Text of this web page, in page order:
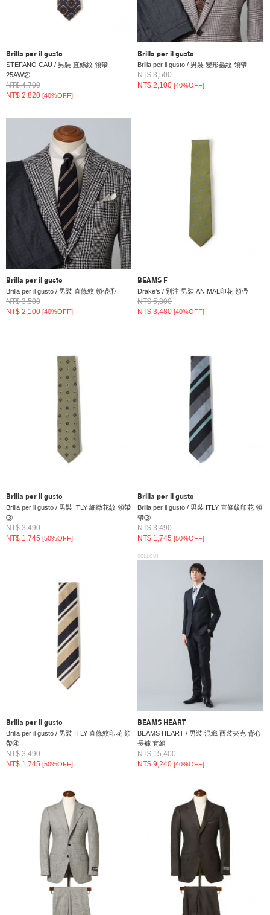
Brilla per il gusto
STEFANO CAU / 男裝 直條紋 領帶
25AW②
NT$ 4,700
NT$ 2,820 [40%OFF]
Brilla per il gusto
Brilla per il gusto / 男裝 變形蟲紋 領帶
NT$ 3,500
NT$ 2,100[40%OFF]
Brilla per il gusto
Brilla per il gusto / 男裝 直條紋 領帶①
NT$ 3,500
NT$ 2,100 [40%OFF]
BEAMS F
Drake’s / 別注 男裝 ANIMAL印花 領帶
NT$ 5,800
NT$ 3,480[40%OFF]
Brilla per il gusto
Brilla per il gusto / 男裝 ITLY 細緻花紋 領帶
③
NT$ 3,490
NT$ 1,745 [50%OFF]
Brilla per il gusto
Brilla per il gusto / 男裝 ITLY 直條紋印花 領
帶③
NT$ 3,490
NT$ 1,745[50%OFF]
Brilla per il gusto
Brilla per il gusto / 男裝 ITLY 直條紋印花 領
帶④
NT$ 3,490
NT$ 1,745 [50%OFF]
SOLDOUT
BEAMS HEART
BEAMS HEART / 男裝 混織 西裝夾克 背心
長褲 套組
NT$ 15,400
NT$ 9,240[40%OFF]